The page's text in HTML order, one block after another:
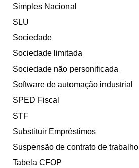
Simples Nacional
SLU
Sociedade
Sociedade limitada
Sociedade não personificada
Software de automação industrial
SPED Fiscal
STF
Substituir Empréstimos
Suspensão de contrato de trabalho
Tabela CFOP